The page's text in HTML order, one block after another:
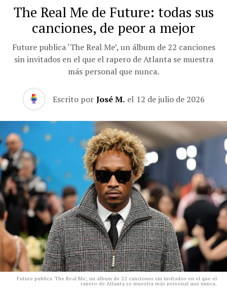
The Real Me de Future: todas sus
canciones, de peor a mejor
Future publica ‘The Real Me’, un álbum de 22 canciones
sin invitados en el que el rapero de Atlanta se muestra
más personal que nunca.
Escrito por José M. el 12 de julio de 2026
Future publica 'The Real Me', un álbum de 22 canciones sin invitados en el que el
rapero de Atlanta se muestra más personal que nunca.